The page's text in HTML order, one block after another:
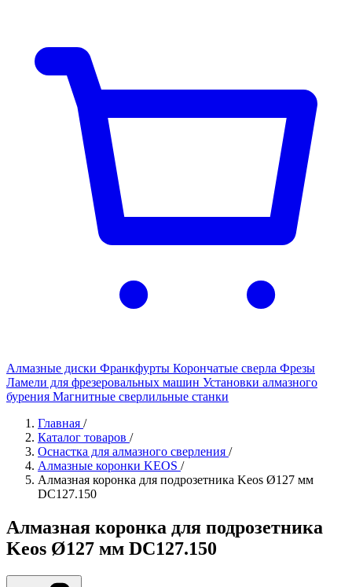
Алмазные диски Франкфурты Корончатые сверла Фрезы
Ламели для фрезеровальных машин Установки алмазного
бурения Магнитные сверлильные станки
Главная /
Каталог товаров /
Оснастка для алмазного сверления /
Алмазные коронки KEOS /
Алмазная коронка для подрозетника Keos Ø127 мм
DC127.150
Алмазная коронка для подрозетника
Keos Ø127 мм DC127.150